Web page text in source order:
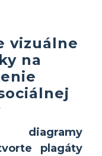
vizuálne
na
diagramy
plagáty